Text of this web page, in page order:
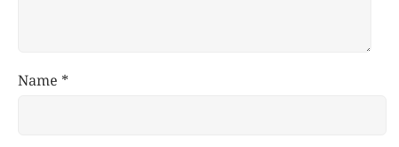
Name *